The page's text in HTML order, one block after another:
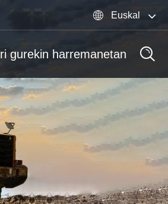
 Euskal
gurekin harremanetan